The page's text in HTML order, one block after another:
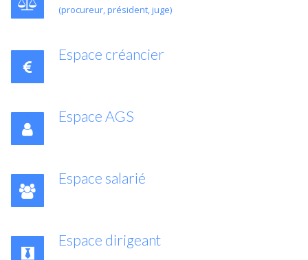
(procureur, président, juge)
Espace créancier
Espace AGS
Espace salarié
Espace dirigeant